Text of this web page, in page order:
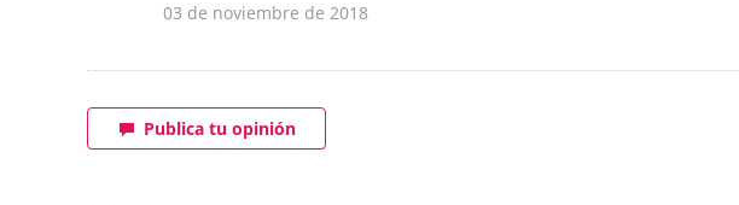
03 de noviembre de 2018
Publica tu opinión